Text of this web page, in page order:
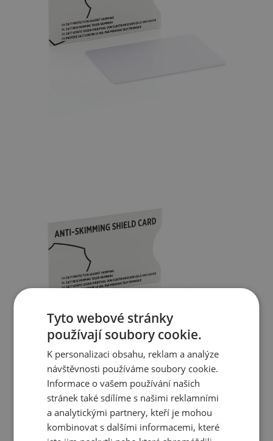
Tyto webové stránky
používají soubory cookie.
K personalizaci obsahu, reklam a analýze
návštěvnosti používáme soubory cookie.
Informace o vašem používání našich
stránek také sdílíme s našimi reklamními
a analytickými partnery, kteří je mohou
kombinovat s dalšími informacemi, které